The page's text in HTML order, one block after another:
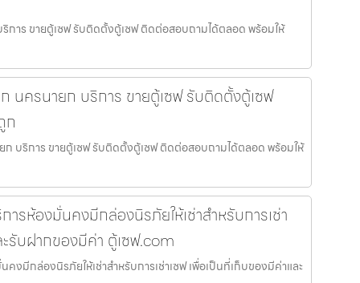
การ ขายตู้เซฟ รับติดตั้งตู้เซฟ ติดต่อสอบถามได้ตลอด พร้อมให้
นครนายก บริการ ขายตู้เซฟ รับติดตั้งตู้เซฟ
ก
บริการ ขายตู้เซฟ รับติดตั้งตู้เซฟ ติดต่อสอบถามได้ตลอด พร้อมให้
รห้องมั่นคงมีกล่องนิรภัยให้เช่าสำหรับการเช่า
รับฝากของมีค่า ตู้เซฟ.com
งมีกล่องนิรภัยให้เช่าสำหรับการเช่าเซฟ เพื่อเป็นที่เก็บของมีค่าและ